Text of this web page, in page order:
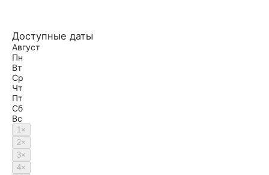
Доступные даты
Август
Пн
Вт
Ср
Чт
Пт
Сб
Вс
1×
2×
3×
4×